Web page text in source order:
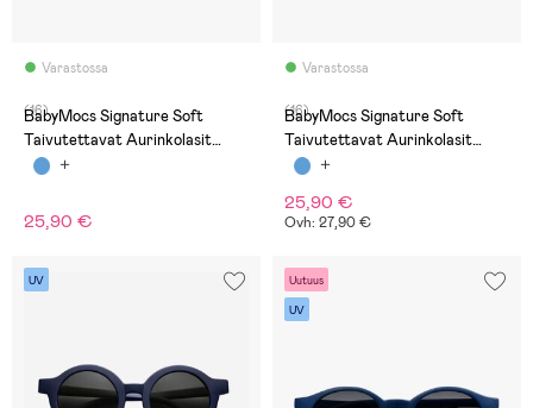
Varastossa
(16)
BabyMocs Signature Soft
Taivutettavat Aurinkolasit
Breakproof, Vihreät
25,90 €
Varastossa
(16)
BabyMocs Signature Soft
Taivutettavat Aurinkolasit
Breakproof, Vaaleanpunaiset
25,90 €
Ovh: 27,90 €
UV Uutuus
UV